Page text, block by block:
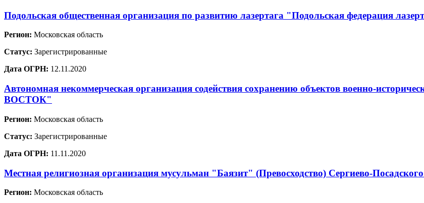
Подольская общественная организация по развитию лазертага "Подольская федерация
Регион: Московская область
Статус: Зарегистрированные
Дата ОГРН: 12.11.2020
Автономная некоммерческая организация содействия сохранению объектов военно-
ВОСТОК"
Регион: Московская область
Статус: Зарегистрированные
Дата ОГРН: 11.11.2020
Местная религиозная организация мусульман "Баязит" (Превосходство) Сергиево-
Регион: Московская область